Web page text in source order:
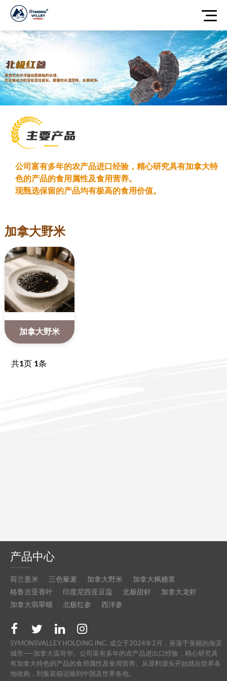
公司富有多年的农产品进口经验，精心研究具有加拿大特
色的产品的食用属性及食用营养。
现甄选保留的产品均有极高的食用价值。
加拿大野米
加拿大野米
共1页 1条
产品中心
荷兰薏米 三色藜麦 加拿大野米
加拿大枫糖浆
格鲁吉亚香叶
印度尼西亚豆蔻 北极甜虾
加拿大龙虾
加拿大翡翠螺
北极红参 西洋参
SYMONSVALLEY HOLDING INC. 成立于2024年2月，座落于美丽的海滨
城市——加拿大温哥华。公司富有多年的农产品进出口经验，精心研究具
有加拿大特色的产品的食用属性及食用营养。从原料源头开始就在世界各
地收购，到集装箱运输到中国及世界各地。